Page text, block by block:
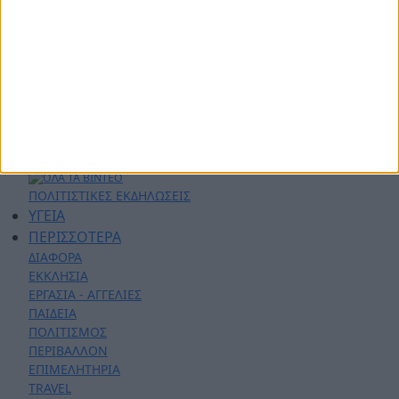
ΠΟΛΙΤΙΣΤΙΚΕΣ ΕΚΔΗΛΩΣΕΙΣ
ΥΓΕΙΑ
ΠΕΡΙΣΣΟΤΕΡΑ
ΔΙΑΦΟΡΑ
ΕΚΚΛΗΣΙΑ
ΕΡΓΑΣΙΑ - ΑΓΓΕΛΙΕΣ
ΠΑΙΔΕΙΑ
ΠΟΛΙΤΙΣΜΟΣ
ΠΕΡΙΒΑΛΛΟΝ
ΕΠΙΜΕΛΗΤΗΡΙΑ
TRAVEL